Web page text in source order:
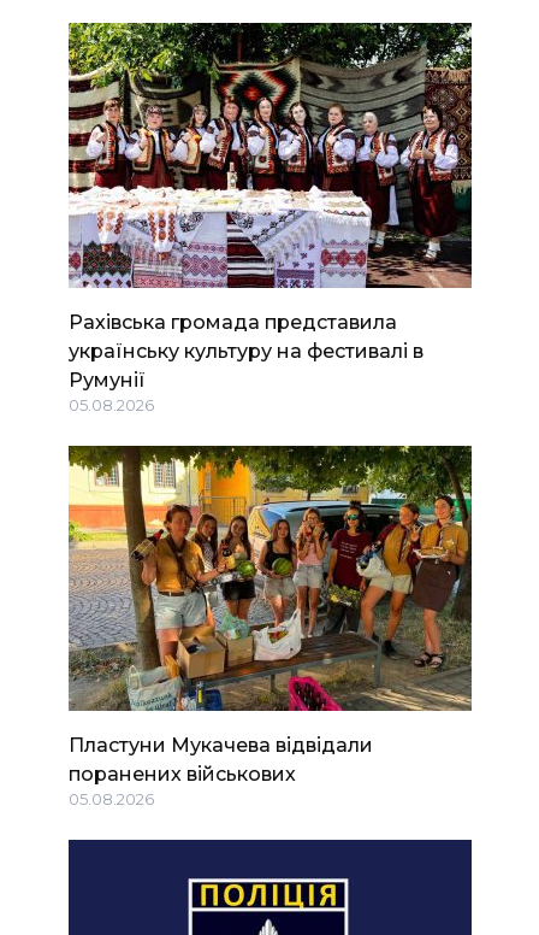
Рахівська громада представила
українську культуру на фестивалі в
Румунії
05.08.2026
Пластуни Мукачева відвідали
поранених військових
05.08.2026